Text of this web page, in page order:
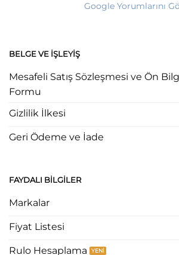
Google Yorumlarını
BELGE VE İŞLEYIŞ
Mesafeli Satış Sözleşmesi ve Ön
Formu
Gizlilik İlkesi
Geri Ödeme ve İade
FAYDALI BILGILER
Markalar
Fiyat Listesi
Rulo Hesaplama